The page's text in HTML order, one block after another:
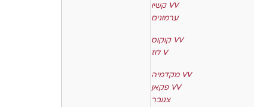
קשיו VV
ערמונים
קוקוס VV
לוז V
מקדמיה VV
פקאן VV
צנובר